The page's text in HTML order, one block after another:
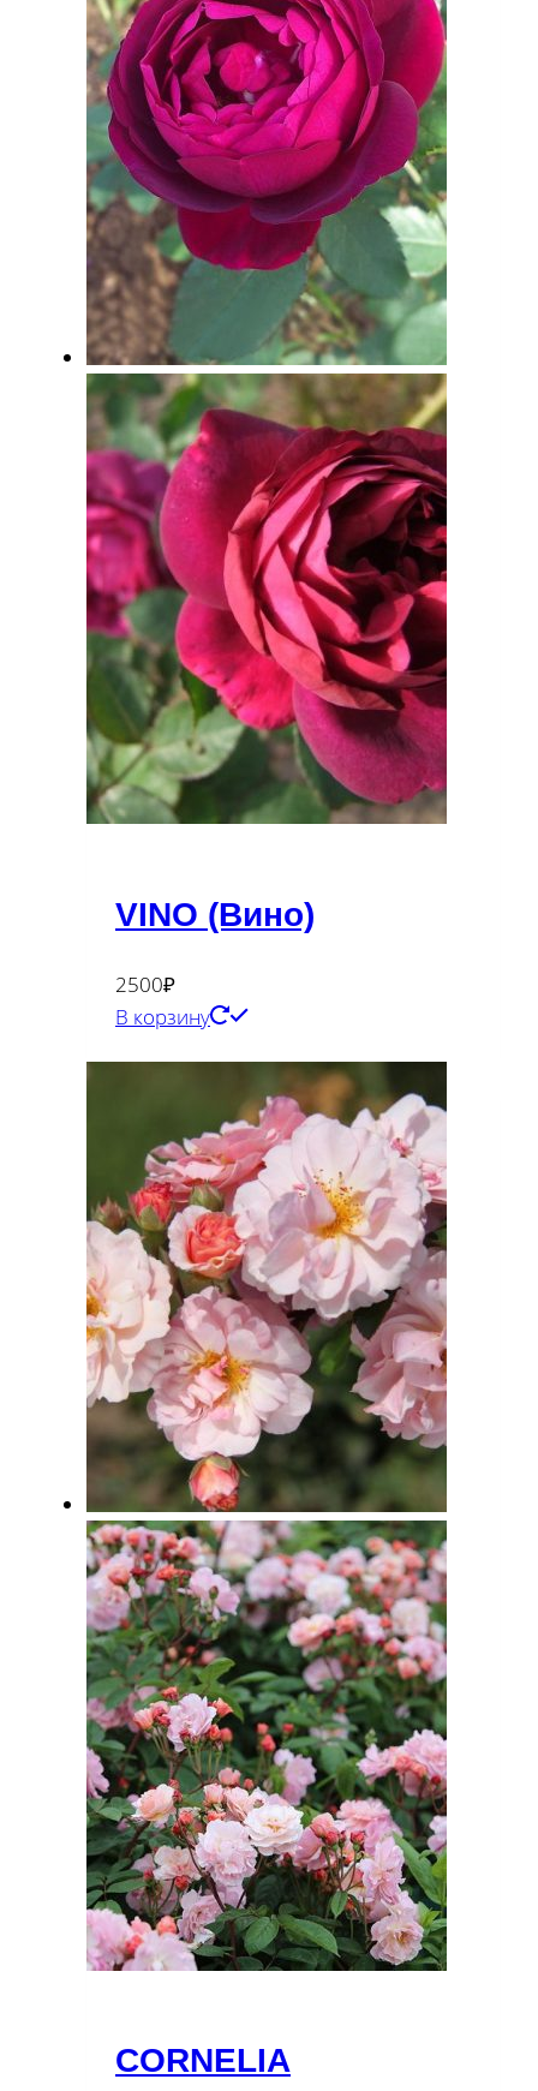
VINO (Вино)
2500₽
В корзину
CORNELIA